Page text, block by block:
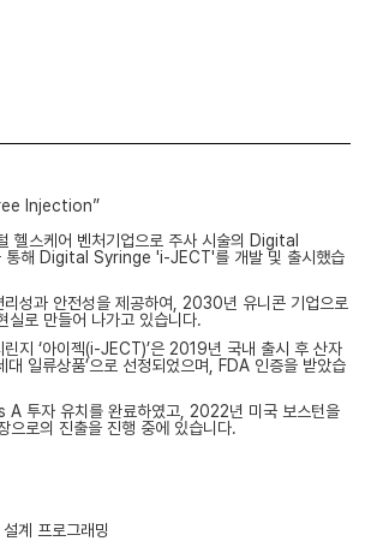
Injection”
헬스케어 벤처기업으로 주사 시술의 Digital
해 Digital Syringe 'i-JECT'를 개발 및 출시했습
리성과 안전성을 제공하여, 2030년 유니콘 기업으로
실로 만들어 나가고 있습니다.
린지 ‘아이젝(i-JECT)’은 2019년 국내 출시 후 산자
대 일류상품’으로 선정되었으며, FDA 인증을 받았습
투자 유치를 완료하였고, 2022년 미국 보스턴을
으로의 진출을 진행 중에 있습니다.
계 프로그래밍